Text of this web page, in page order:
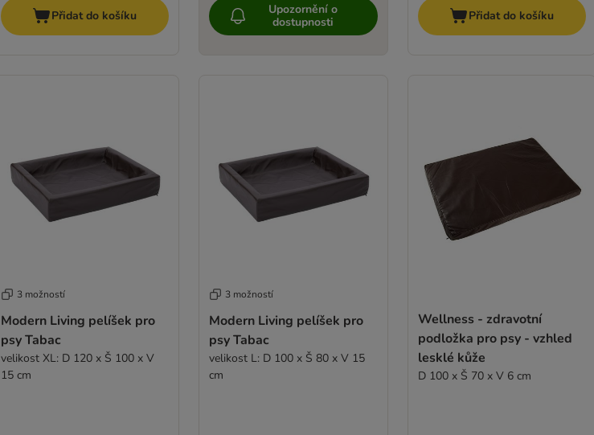
Přidat do košíku
Upozornění o
dostupnosti
Přidat do košíku
3 možností
Modern Living pelíšek pro
psy Tabac
velikost XL: D 120 x Š 100 x V
15 cm
3 možností
Modern Living pelíšek pro
psy Tabac
velikost L: D 100 x Š 80 x V 15
cm
Wellness - zdravotní
podložka pro psy - vzhled
lesklé kůže
D 100 x Š 70 x V 6 cm